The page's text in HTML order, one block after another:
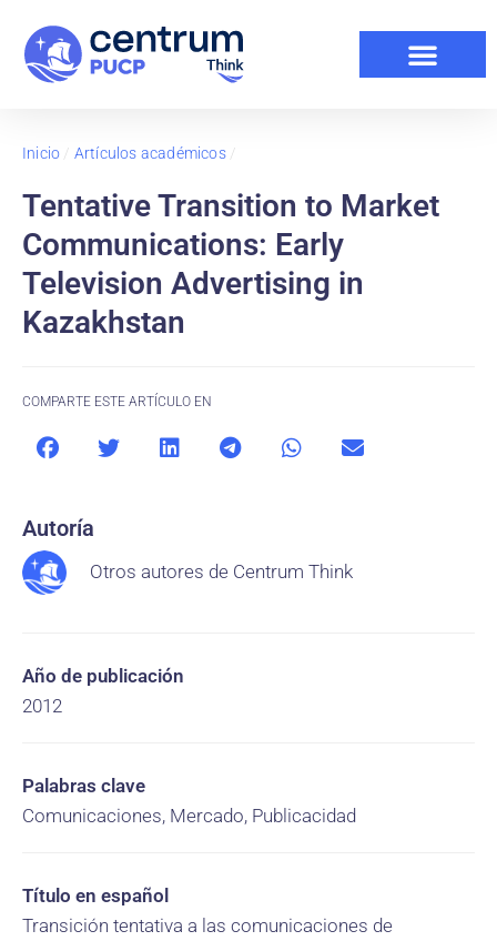
Inicio / Artículos académicos/
Tentative Transition to Market
Communications: Early
Television Advertising in
Kazakhstan
COMPARTE ESTE ARTÍCULO EN
Autoría
Otros autores de Centrum Think
Año de publicación
2012
Palabras clave
Comunicaciones, Mercado, Publicacidad
Título en español
Transición tentativa a las comunicaciones de